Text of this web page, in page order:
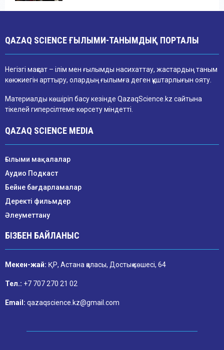
QAZAQ SCIENCE ҒЫЛЫМИ-ТАНЫМДЫҚ ПОРТАЛЫ
Негізгі мақсат – ілім мен ғылымды насихаттау, жастардың таным
көкжиегін арттыру, олардың ғылымға деген құштарлығын ояту.
Материалды көшіріп басу кезінде QazaqScience.kz сайтына
тікелей гиперсілтеме көрсету міндетті.
QAZAQ SCIENCE MEDIA
Ғылыми мақалалар
Аудио Подкаст
Бейне бағдарламалар
Деректі фильмдер
Әлеуметтану
БІЗБЕН БАЙЛАНЫС
Мекен-жай: ҚР, Астана қаласы, Достық көшесі, 64
Тел.: +7 707 270 21 02
Email: qazaqscience.kz@gmail.com